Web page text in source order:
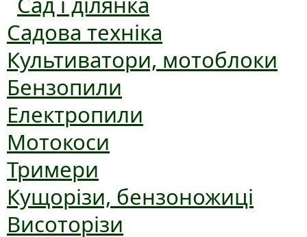
Садова техніка
Культиватори, мотоблоки
Бензопили
Електропили
Мотокоси
Тримери
Кущорізи, бензоножиці
Висоторізи